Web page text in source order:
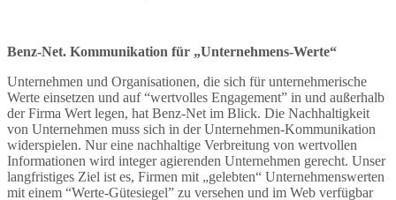
Benz-Net. Kommunikation für „Unternehmens-Werte“
Unternehmen und Organisationen, die sich für unternehmerische
Werte einsetzen und auf “wertvolles Engagement” in und außerhalb
der Firma Wert legen, hat Benz-Net im Blick. Die Nachhaltigkeit
von Unternehmen muss sich in der Unternehmen-Kommunikation
widerspielen. Nur eine nachhaltige Verbreitung von wertvollen
Informationen wird integer agierenden Unternehmen gerecht. Unser
langfristiges Ziel ist es, Firmen mit „gelebten“ Unternehmenswerten
mit einem “Werte-Gütesiegel” zu versehen und im Web verfügbar